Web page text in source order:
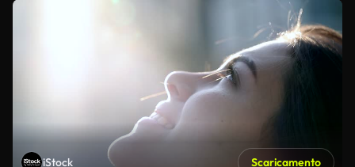
iStock Scaricamento